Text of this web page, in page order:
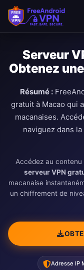
Passer au contenu
Serveur
Obtenez
Résumé :
gratuit à Macao qui
macanaises.
naviguez dans
Accédez au
serveur VPN
macanaise
un chiffrement de
Adresse IP